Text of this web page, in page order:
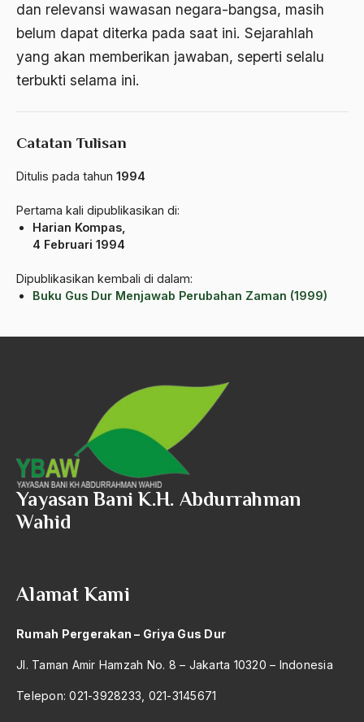
dan relevansi wawasan negara-bangsa, masih
belum dapat diterka pada saat ini. Sejarahlah
yang akan memberikan jawaban, seperti selalu
terbukti selama ini.
Catatan Tulisan
Ditulis pada tahun 1994
Pertama kali dipublikasikan di:
Harian Kompas,
4 Februari 1994
Dipublikasikan kembali di dalam:
Buku Gus Dur Menjawab Perubahan Zaman (1999)
Budaya baru
budaya daerah
Budaya dan Pendidikan
Budaya Indonesia
budaya jawa
Budaya Kaum Santri
Budaya Keraton
Budaya Lama
Budaya Politik
Budu dan Rasa
Bugis
Bulgaria
BUMN
Bung Hatta
Yayasan Bani K.H. Abdurrahman
Wahid
Alamat Kami
Rumah Pergerakan – Griya Gus Dur
Jl. Taman Amir Hamzah No. 8 – Jakarta 10320 – Indonesia
Telepon: 021-3928233, 021-3145671